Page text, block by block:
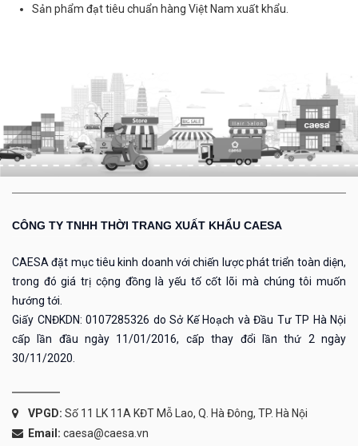
Sản phẩm đạt tiêu chuẩn hàng Việt Nam xuất khẩu.
CÔNG TY TNHH THỜI TRANG XUẤT KHẨU CAESA
CAESA đặt mục tiêu kinh doanh với chiến lược phát triển toàn diện,
trong đó giá trị cộng đồng là yếu tố cốt lõi mà chúng tôi muốn
hướng tới.
Giấy CNĐKDN: 0107285326 do Sở Kế Hoạch và Đầu Tư TP Hà Nội
cấp lần đầu ngày 11/01/2016, cấp thay đổi lần thứ 2 ngày
30/11/2020.
VPGD: Số 11 LK 11A KĐT Mỗ Lao, Q. Hà Đông, TP. Hà Nội
Email: caesa@caesa.vn